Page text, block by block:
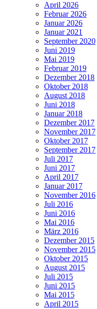
April 2026
Februar 2026
Januar 2026
Januar 2021
September 2020
Juni 2019
Mai 2019
Februar 2019
Dezember 2018
Oktober 2018
August 2018
Juni 2018
Januar 2018
Dezember 2017
November 2017
Oktober 2017
September 2017
Juli 2017
Juni 2017
April 2017
Januar 2017
November 2016
Juli 2016
Juni 2016
Mai 2016
März 2016
Dezember 2015
November 2015
Oktober 2015
August 2015
Juli 2015
Juni 2015
Mai 2015
April 2015